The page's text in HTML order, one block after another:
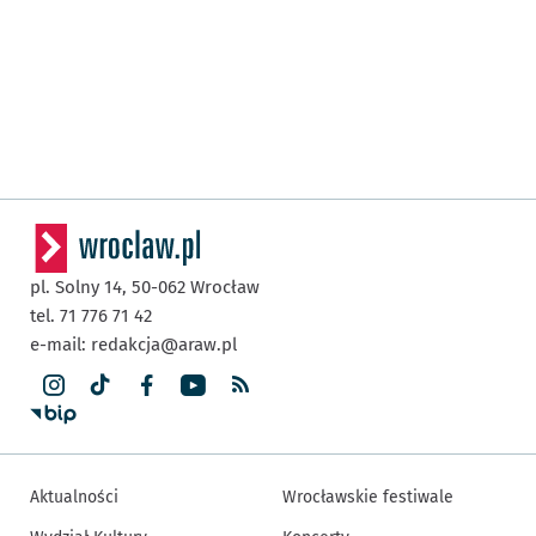
pl. Solny 14, 50-062 Wrocław
tel. 71 776 71 42
e-mail: redakcja@araw.pl
Aktualności
Wrocławskie festiwale